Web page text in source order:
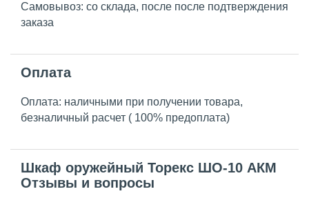
Самовывоз: со склада, после после подтверждения
заказа
Оплата
Оплата: наличными при получении товара,
безналичный расчет ( 100% предоплата)
Шкаф оружейный Торекс ШО-10 АКМ
Отзывы и вопросы